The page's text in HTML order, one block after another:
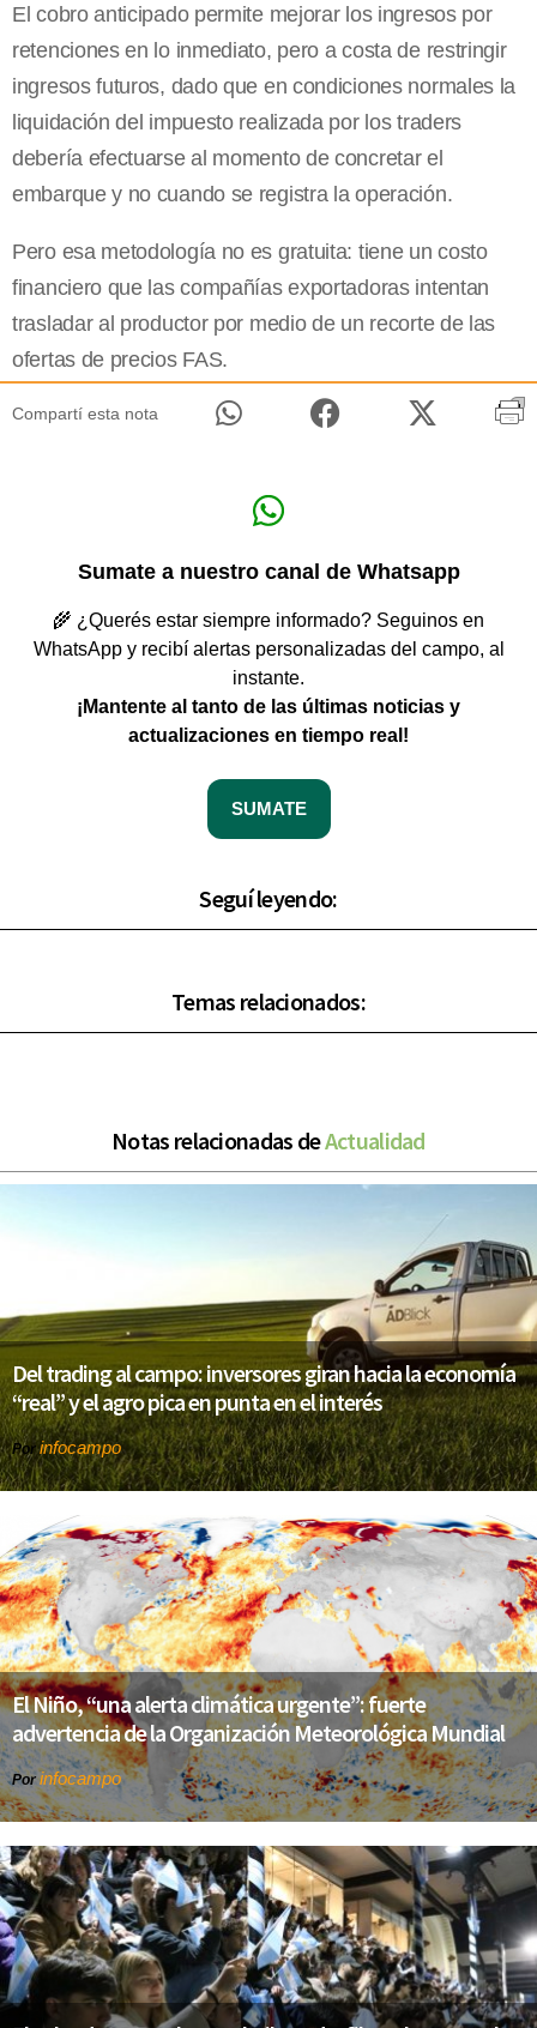
El cobro anticipado permite mejorar los ingresos por
retenciones en lo inmediato, pero a costa de restringir
ingresos futuros, dado que en condiciones normales la
liquidación del impuesto realizada por los traders
debería efectuarse al momento de concretar el
embarque y no cuando se registra la operación.
Pero esa metodología no es gratuita: tiene un costo
financiero que las compañías exportadoras intentan
trasladar al productor por medio de un recorte de las
ofertas de precios FAS.
Compartí esta nota
Sumate a nuestro canal de Whatsapp
🌾 ¿Querés estar siempre informado? Seguinos en
WhatsApp y recibí alertas personalizadas del campo, al
instante.
¡Mantente al tanto de las últimas noticias y
actualizaciones en tiempo real!
SUMATE
Seguí leyendo:
Temas relacionados:
Notas relacionadas deActualidad
Del trading al campo: inversores giran hacia la economía
“real” y el agro pica en punta en el interés
Porinfocampo
El Niño, “una alerta climática urgente”: fuerte
advertencia de la Organización Meteorológica Mundial
Porinfocampo